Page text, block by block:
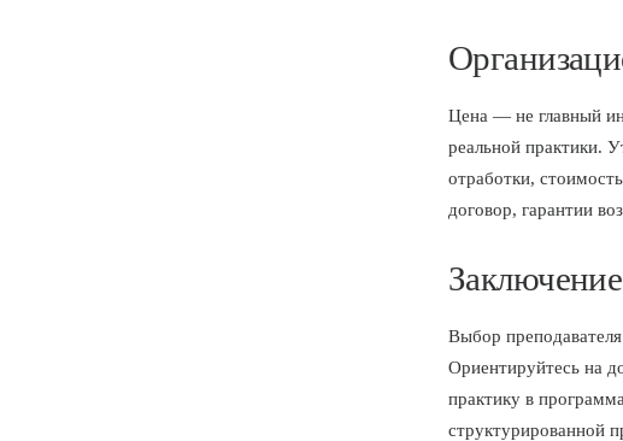
Цена — не главный
реальной практики.
отработки,
договор, гарантии
Заключение
Выбор
Ориентируйтесь на
практику в
структурированной